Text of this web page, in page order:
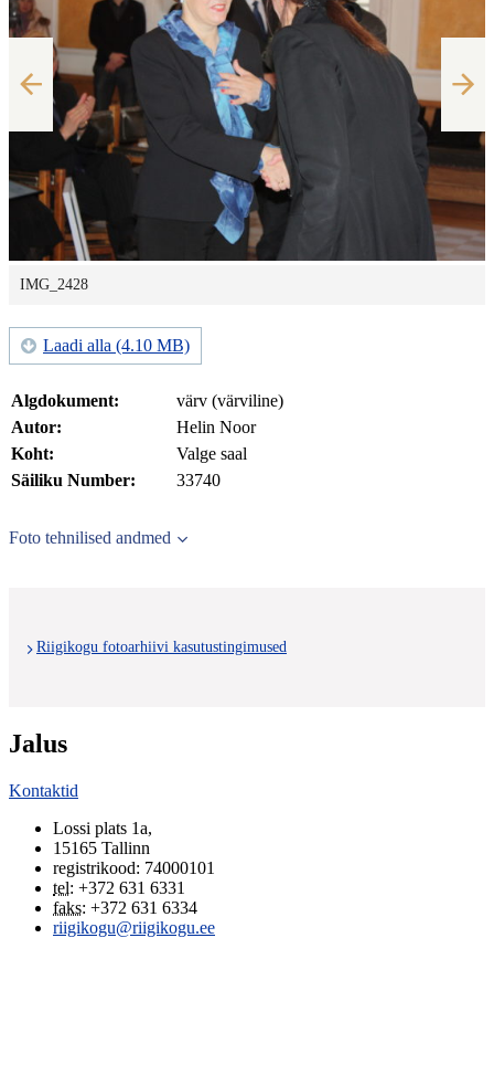
IMG_2428
Laadi alla (4.10 MB)
Algdokument:
värv (värviline)
Autor:
Helin Noor
Koht:
Valge saal
Säiliku Number:
33740
Foto tehnilised andmed
Riigikogu fotoarhiivi kasutustingimused
Jalus
Kontaktid
Lossi plats 1a,
15165 Tallinn
registrikood: 74000101
tel: +372 631 6331
faks: +372 631 6334
riigikogu@riigikogu.ee